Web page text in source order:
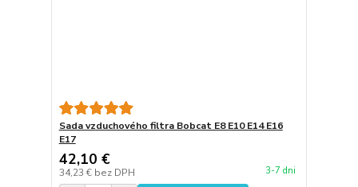
Sada vzduchového filtra Bobcat E8 E10 E14 E16
E17
42,10 €
34,23 € bez DPH 3-7 dni